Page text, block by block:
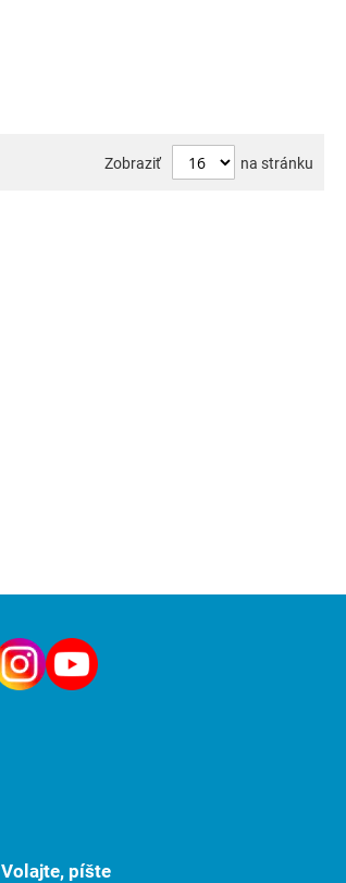
Zobraziť na stránku
Volajte, píšte